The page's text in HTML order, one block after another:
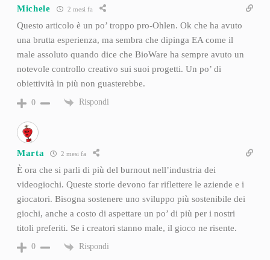
Michele 2 mesi fa
Questo articolo è un po’ troppo pro-Ohlen. Ok che ha avuto
una brutta esperienza, ma sembra che dipinga EA come il
male assoluto quando dice che BioWare ha sempre avuto un
notevole controllo creativo sui suoi progetti. Un po’ di
obiettività in più non guasterebbe.
0 Rispondi
Marta 2 mesi fa
È ora che si parli di più del burnout nell’industria dei
videogiochi. Queste storie devono far riflettere le aziende e i
giocatori. Bisogna sostenere uno sviluppo più sostenibile dei
giochi, anche a costo di aspettare un po’ di più per i nostri
titoli preferiti. Se i creatori stanno male, il gioco ne risente.
0 Rispondi